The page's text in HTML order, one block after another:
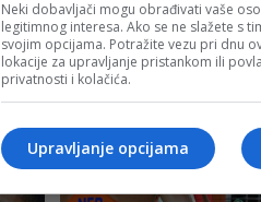
Neki dobavljači mogu obrađivati vaše
legitimnog interesa. Ako se ne slažete s
svojim opcijama. Potražite vezu pri dnu
lokacije za upravljanje pristankom ili
privatnosti i kolačića.
Upravljanje opcijama